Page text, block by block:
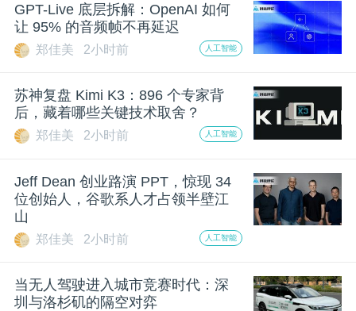
动
中
GAIR
GPT-Live 底层拆解：OpenAI 如何
让 95% 的音频帧不再延迟
郑佳美 2小时前 人工智能
苏神复盘 Kimi K3：896 个专家背
后，藏着哪些关键技术取舍？
郑佳美 2小时前 人工智能
Jeff Dean 创业路演 PPT，惊现 34
位创始人，谷歌系人才占领半壁江
山
郑佳美 2小时前 人工智能
当无人驾驶进入城市竞赛时代：深
圳与洛杉矶的隔空对弈